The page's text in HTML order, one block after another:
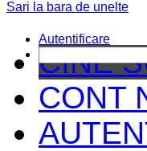
CINE
CONT
Sari la bara de unelte
Autentificare